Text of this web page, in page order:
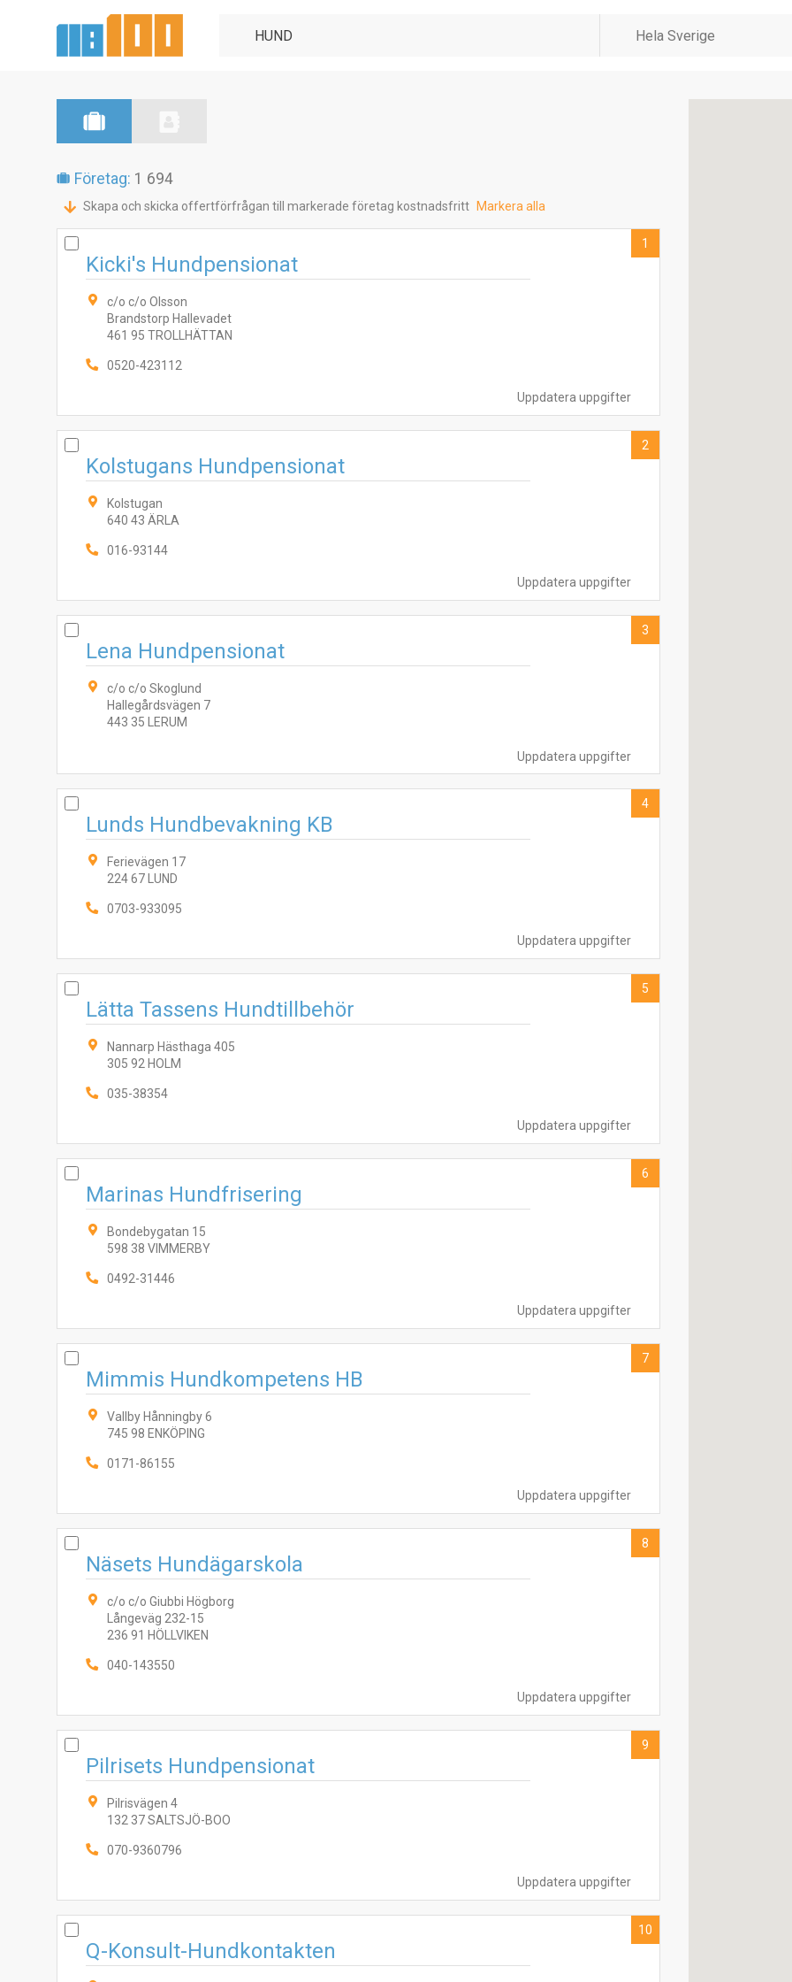
Företag: 1 694
Skapa och skicka offertförfrågan till markerade företag kostnadsfritt Markera alla
Uppdatera uppgifter
Kicki's Hundpensionat
c/o c/o Olsson
Brandstorp Hallevadet
461 95 TROLLHÄTTAN
0520-423112
1
Uppdatera uppgifter
Kolstugans Hundpensionat
Kolstugan
640 43 ÄRLA
016-93144
2
Uppdatera uppgifter
Lena Hundpensionat
c/o c/o Skoglund
Hallegårdsvägen 7
443 35 LERUM
3
Uppdatera uppgifter
Lunds Hundbevakning KB
Ferievägen 17
224 67 LUND
0703-933095
4
Uppdatera uppgifter
Lätta Tassens Hundtillbehör
Nannarp Hästhaga 405
305 92 HOLM
035-38354
5
Uppdatera uppgifter
Marinas Hundfrisering
Bondebygatan 15
598 38 VIMMERBY
0492-31446
6
Uppdatera uppgifter
Mimmis Hundkompetens HB
Vallby Hånningby 6
745 98 ENKÖPING
0171-86155
7
Uppdatera uppgifter
Näsets Hundägarskola
c/o c/o Giubbi Högborg
Långeväg 232-15
236 91 HÖLLVIKEN
040-143550
8
Uppdatera uppgifter
Pilrisets Hundpensionat
Pilrisvägen 4
132 37 SALTSJÖ-BOO
070-9360796
9
Q-Konsult-Hundkontakten
10